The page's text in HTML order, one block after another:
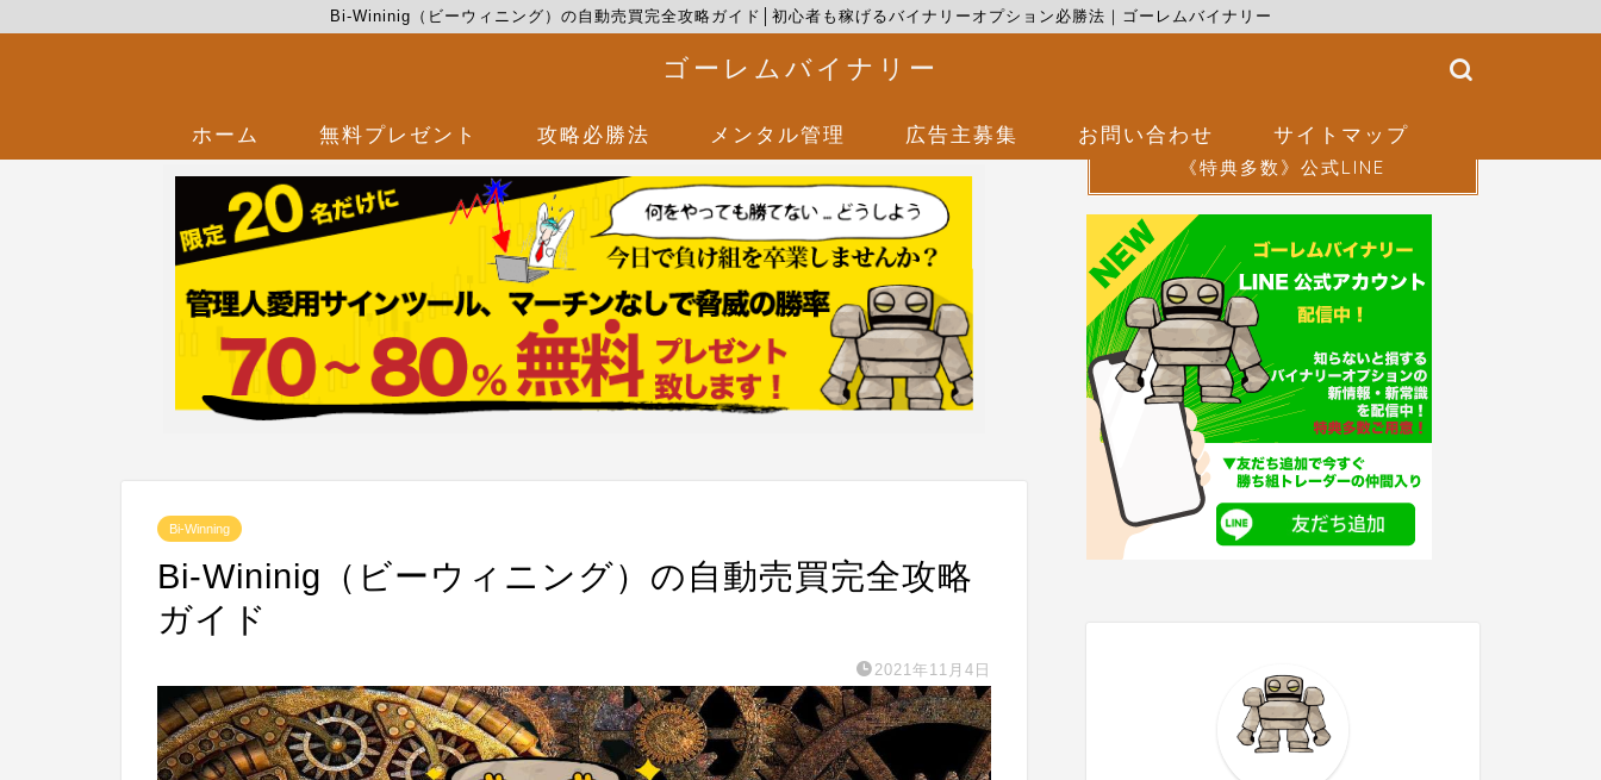
Bi-Wininig（ビーウィニング）の自動売買完全攻略ガイド│初心者も稼げるバイナリーオプション必勝法｜ゴーレムバイナリー
ゴーレムバイナリー
ホーム 無料プレゼント 攻略必勝法 メンタル管理 広告主募集 お問い合わせ サイトマップ
Bi-Winning
Bi-Wininig（ビーウィニング）の自動売買完全攻略
ガイド
2021年11月4日
《特典多数》公式LINE